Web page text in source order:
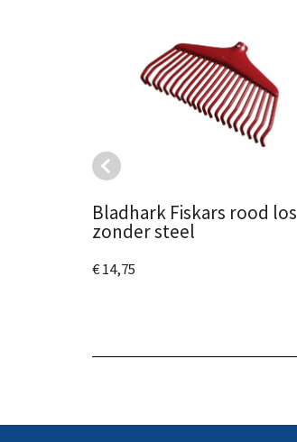
Bladhark Fiskars rood los
zonder steel
€ 14,75